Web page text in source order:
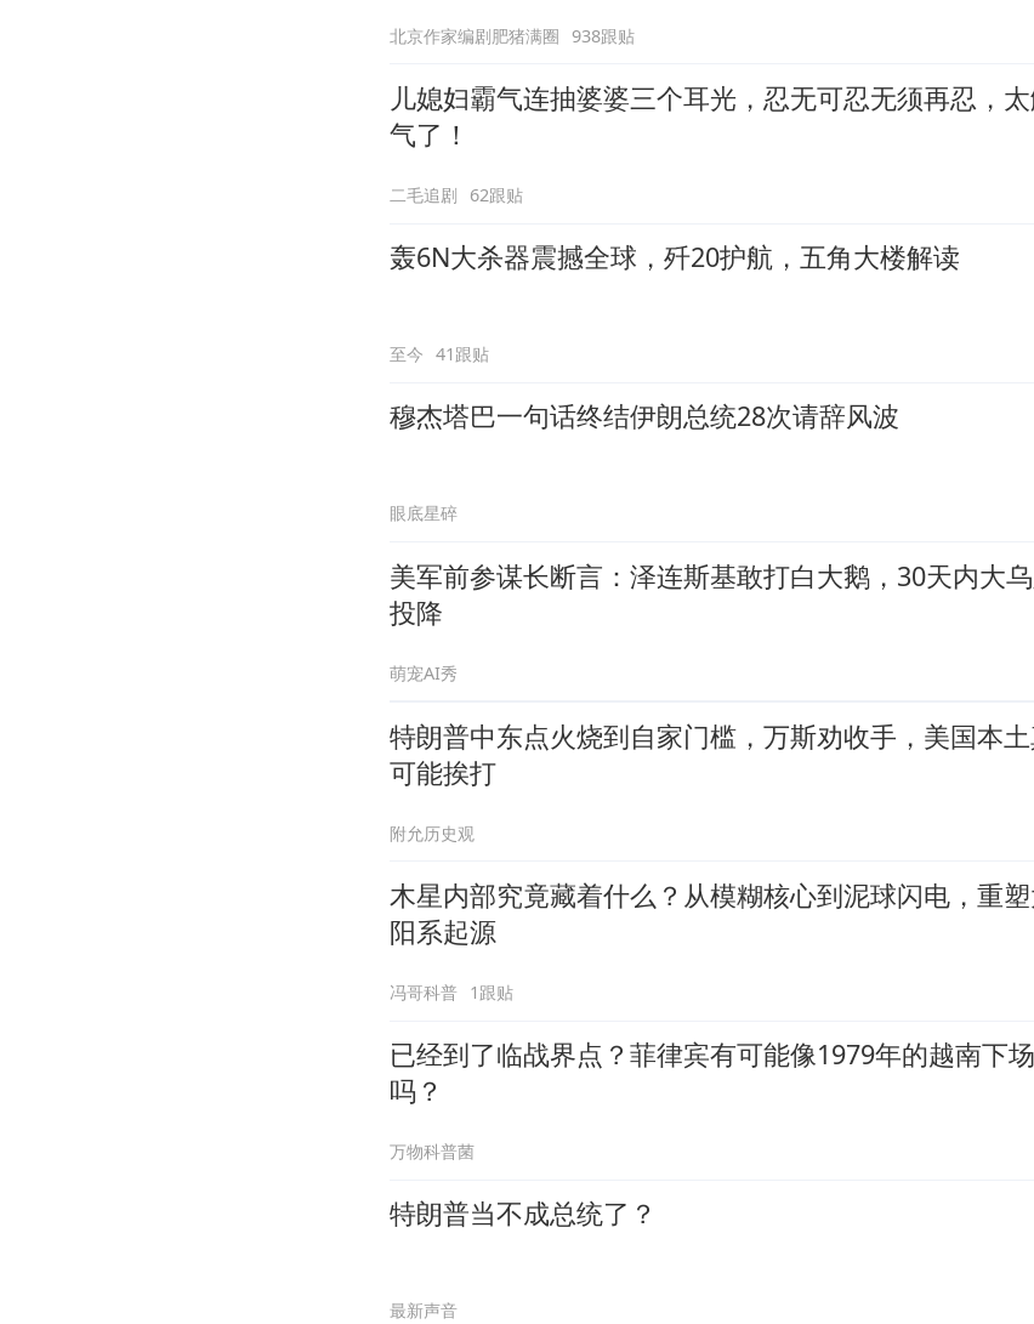
北京作家编剧肥猪满圈 938跟贴
儿媳妇霸气连抽婆婆三个耳光，忍无可忍无须再忍，
气了！
二毛追剧 62跟贴
轰6N大杀器震撼全球，歼20护航，五角大楼解读
至今 41跟贴
穆杰塔巴一句话终结伊朗总统28次请辞风波
眼底星碎
美军前参谋长断言：泽连斯基敢打白大鹅，30天内大
投降
萌宠AI秀
特朗普中东点火烧到自家门槛，万斯劝收手，美国本
可能挨打
附允历史观
木星内部究竟藏着什么？从模糊核心到泥球闪电，重
阳系起源
冯哥科普 1跟贴
已经到了临战界点？菲律宾有可能像1979年的越南下场
吗？
万物科普菌
特朗普当不成总统了？
最新声音